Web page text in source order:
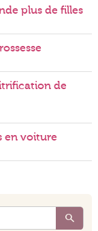
plus de filles
de
en voiture